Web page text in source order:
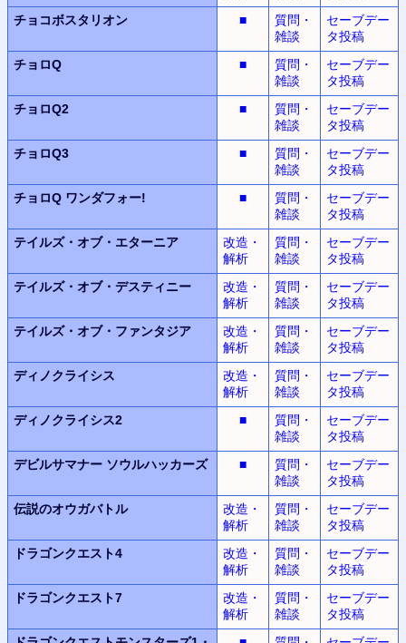
チョコボスタリオン
■
質問・
雑談
セーブデー
タ投稿
チョロQ
■
質問・
雑談
セーブデー
タ投稿
チョロQ2
■
質問・
雑談
セーブデー
タ投稿
チョロQ3
■
質問・
雑談
セーブデー
タ投稿
チョロQ ワンダフォー! ■
質問・
雑談
セーブデー
タ投稿
テイルズ・オブ・エターニア
改造・
解析
質問・
雑談
セーブデー
タ投稿
テイルズ・オブ・デスティニー
改造・
解析
質問・
雑談
セーブデー
タ投稿
テイルズ・オブ・ファンタジア
改造・
解析
質問・
雑談
セーブデー
タ投稿
ディノクライシス
改造・
解析
質問・
雑談
セーブデー
タ投稿
ディノクライシス2
■
質問・
雑談
セーブデー
タ投稿
デビルサマナー ソウルハッカーズ ■
質問・
雑談
セーブデー
タ投稿
伝説のオウガバトル
改造・
解析
質問・
雑談
セーブデー
タ投稿
ドラゴンクエスト4
改造・
解析
質問・
雑談
セーブデー
タ投稿
ドラゴンクエスト7
改造・
解析
質問・
雑談
セーブデー
タ投稿